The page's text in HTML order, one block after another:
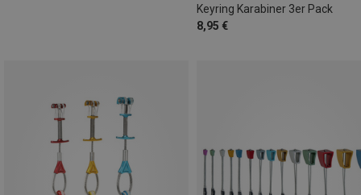
Keyring Karabiner 3er Pack
8,95 €